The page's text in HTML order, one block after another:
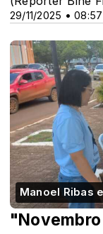
29/11/2025 • 08:57
Manoel Ribas